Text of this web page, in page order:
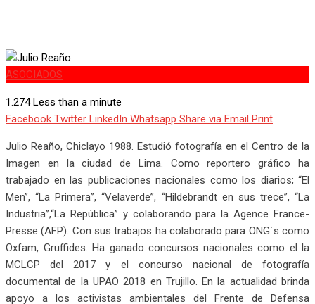
ASOCIADOS
1.274 Less than a minute
Facebook Twitter LinkedIn Whatsapp Share via Email Print
Julio Reaño, Chiclayo 1988. Estudió fotografía en el Centro de la
Imagen en la ciudad de Lima. Como reportero gráfico ha
trabajado en las publicaciones nacionales como los diarios; “El
Men”, “La Primera”, “Velaverde”, “Hildebrandt en sus trece”, “La
Industria”,“La República” y colaborando para la Agence France-
Presse (AFP). Con sus trabajos ha colaborado para ONG´s como
Oxfam, Gruffides. Ha ganado concursos nacionales como el la
MCLCP del 2017 y el concurso nacional de fotografía
documental de la UPAO 2018 en Trujillo. En la actualidad brinda
apoyo a los activistas ambientales del Frente de Defensa